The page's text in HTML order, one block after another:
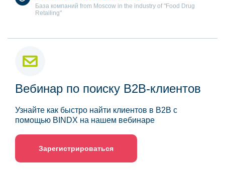
База компаний from Moscow in the industry of "Food Drug
Retailing"
Вебинар по поиску B2B-клиентов
Узнайте как быстро найти клиентов в B2B с
помощью BINDX на нашем вебинаре
Зарегистрироваться